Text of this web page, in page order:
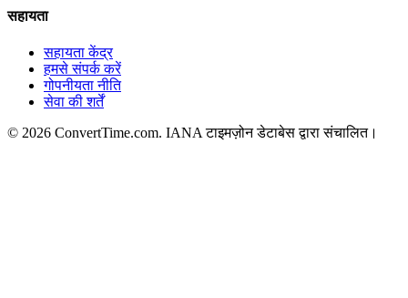
सहायता
सहायता केंद्र
हमसे संपर्क करें
गोपनीयता नीति
सेवा की शर्तें
© 2026 ConvertTime.com. IANA टाइमज़ोन डेटाबेस द्वारा संचालित।